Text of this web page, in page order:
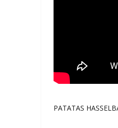
PATATAS